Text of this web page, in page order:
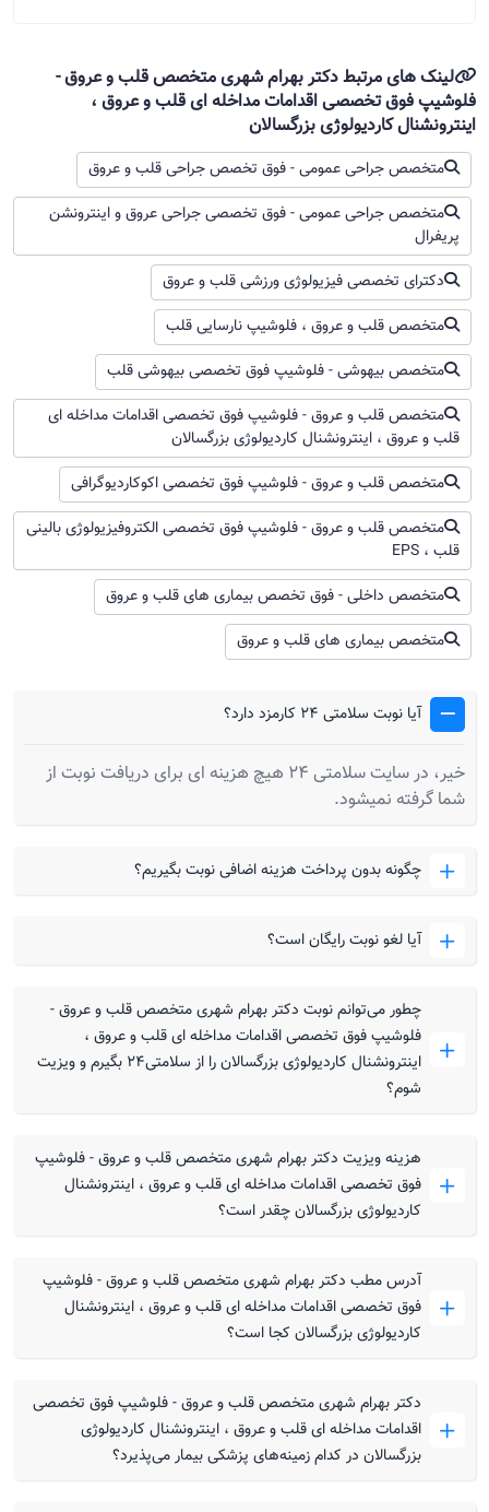
لینک های مرتبط دکتر بهرام شهری متخصص قلب و عروق -
فلوشیپ فوق تخصصی اقدامات مداخله ای قلب و عروق ،
اینترونشنال کاردیولوژی بزرگسالان
متخصص جراحی عمومی - فوق تخصص جراحی قلب و عروق
متخصص جراحی عمومی - فوق تخصصی جراحی عروق و اینترونشن
پریفرال
دکترای تخصصی فیزیولوژی ورزشی قلب و عروق
متخصص قلب و عروق ، فلوشیپ نارسایی قلب
متخصص بیهوشی - فلوشیپ فوق تخصصی بیهوشی قلب
متخصص قلب و عروق - فلوشیپ فوق تخصصی اقدامات مداخله ای
قلب و عروق ، اینترونشنال کاردیولوژی بزرگسالان
متخصص قلب و عروق - فلوشیپ فوق تخصصی اکوکاردیوگرافی
متخصص قلب و عروق - فلوشیپ فوق تخصصی الکتروفیزیولوژی بالینی
قلب ، EPS
متخصص داخلی - فوق تخصص بیماری های قلب و عروق
متخصص بیماری های قلب و عروق
آیا نوبت سلامتی 24 کارمزد دارد؟
خیر، در سایت سلامتی 24 هیچ هزینه ای برای دریافت نوبت از
شما گرفته نمیشود.
چگونه بدون پرداخت هزینه اضافی نوبت بگیریم؟
آیا لغو نوبت رایگان است؟
چطور می‌توانم نوبت دکتر بهرام شهری متخصص قلب و عروق -
فلوشیپ فوق تخصصی اقدامات مداخله ای قلب و عروق ،
اینترونشنال کاردیولوژی بزرگسالان را از سلامتی۲۴ بگیرم و ویزیت
شوم؟
هزینه ویزیت دکتر بهرام شهری متخصص قلب و عروق - فلوشیپ
فوق تخصصی اقدامات مداخله ای قلب و عروق ، اینترونشنال
کاردیولوژی بزرگسالان چقدر است؟
آدرس مطب دکتر بهرام شهری متخصص قلب و عروق - فلوشیپ
فوق تخصصی اقدامات مداخله ای قلب و عروق ، اینترونشنال
کاردیولوژی بزرگسالان کجا است؟
دکتر بهرام شهری متخصص قلب و عروق - فلوشیپ فوق تخصصی
اقدامات مداخله ای قلب و عروق ، اینترونشنال کاردیولوژی
بزرگسالان در کدام زمینه‌های پزشکی بیمار می‌پذیرد؟